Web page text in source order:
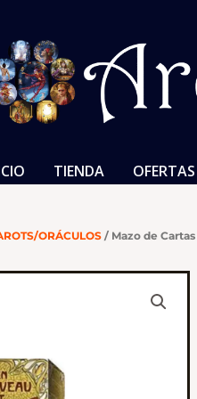
TIENDA OFERTAS
ORÁCULOS/ Mazo de